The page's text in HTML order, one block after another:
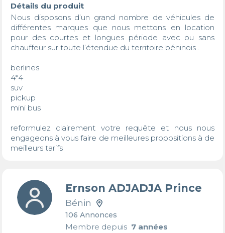
Détails du produit
Nous disposons d’un grand nombre de véhicules de
différentes marques que nous mettons en location
pour des courtes et longues période avec ou sans
chauffeur sur toute l’étendue du territoire béninois .
berlines
4*4
suv
pickup
mini bus
reformulez clairement votre requête et nous nous
engageons à vous faire de meilleures propositions à de
meilleurs tarifs
Ernson ADJADJA Prince
Bénin
106 Annonces
Membre depuis7 années